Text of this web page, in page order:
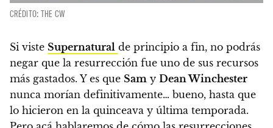
CRÉDITO: THE CW
Si viste Supernatural de principio a fin, no podrás
negar que la resurrección fue uno de sus recursos
más gastados. Y es que Sam y Dean Winchester
nunca morían definitivamente… bueno, hasta que
lo hicieron en la quinceava y última temporada.